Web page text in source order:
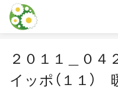
本文に飛ぶ
２０１１＿０４
イッポ（１１）